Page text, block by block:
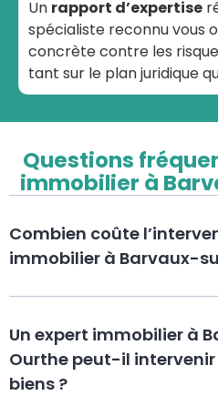
Un rapport d’expertise
spécialiste reconnu vous
concrète contre les
tant sur le plan juridique
Questions
immobilier à
Combien coûte
immobilier à Barvaux-
Un expert immobilier à
Ourthe peut-il
biens ?